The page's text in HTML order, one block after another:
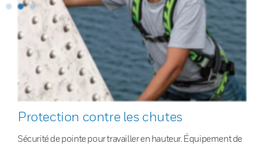
Protection contre les chutes
Sécurité de pointe pour travailler en hauteur. Équipement de